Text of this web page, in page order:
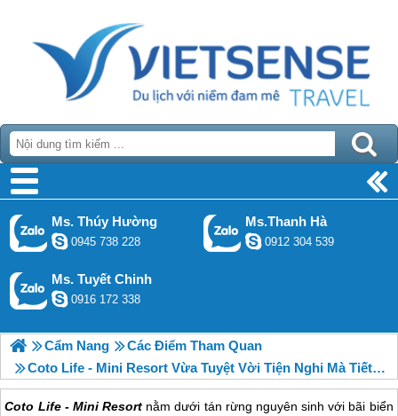
Ms. Thúy Hường
0945 738 228
Ms.Thanh Hà
0912 304 539
Ms. Tuyết Chinh
0916 172 338
Cẩm Nang
Các Điểm Tham Quan
Coto Life - Mini Resort Vừa Tuyệt Vời Tiện Nghi Mà Tiết Kiệm
Coto Life - Mini Resort nằm dưới tán rừng nguyên sinh với bãi biển